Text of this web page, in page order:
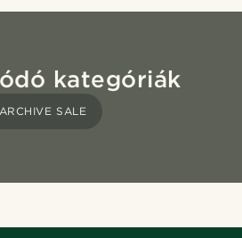
kategóriák
ARCHIVE SALE